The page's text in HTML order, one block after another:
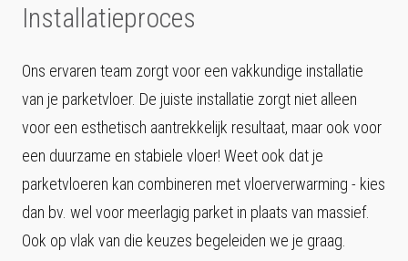
Installatieproces
Ons ervaren team zorgt voor een vakkundige installatie
van je parketvloer. De juiste installatie zorgt niet alleen
voor een esthetisch aantrekkelijk resultaat, maar ook voor
een duurzame en stabiele vloer! Weet ook dat je
parketvloeren kan combineren met vloerverwarming - kies
dan bv. wel voor meerlagig parket in plaats van massief.
Ook op vlak van die keuzes begeleiden we je graag.